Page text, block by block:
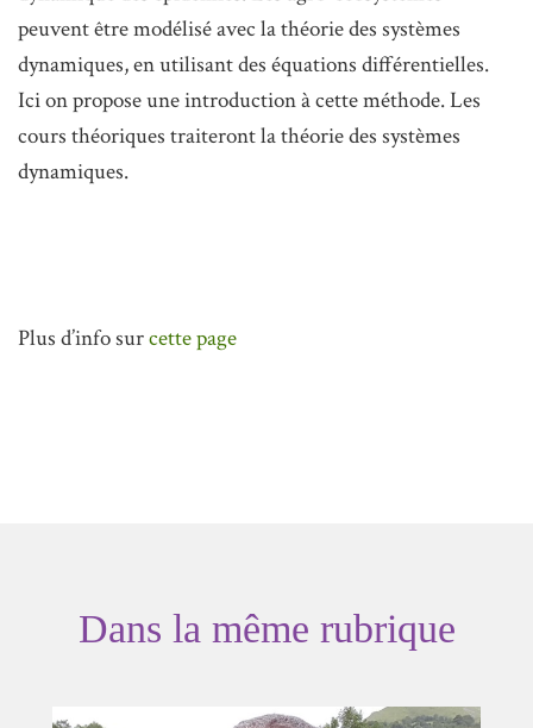
peuvent être modélisé avec la théorie des systèmes
dynamiques, en utilisant des équations différentielles.
Ici on propose une introduction à cette méthode. Les
cours théoriques traiteront la théorie des systèmes
dynamiques.
Plus d’info surcette page
Dans la même rubrique